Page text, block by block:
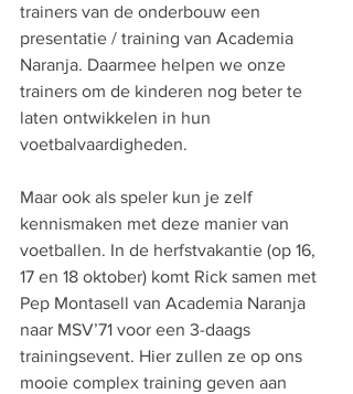
trainers van de onderbouw een
presentatie / training van Academia
Naranja. Daarmee helpen we onze
trainers om de kinderen nog beter te
laten ontwikkelen in hun
voetbalvaardigheden.
Maar ook als speler kun je zelf
kennismaken met deze manier van
voetballen. In de herfstvakantie (op 16,
17 en 18 oktober) komt Rick samen met
Pep Montasell van Academia Naranja
naar MSV’71 voor een 3-daags
trainingsevent. Hier zullen ze op ons
mooie complex training geven aan